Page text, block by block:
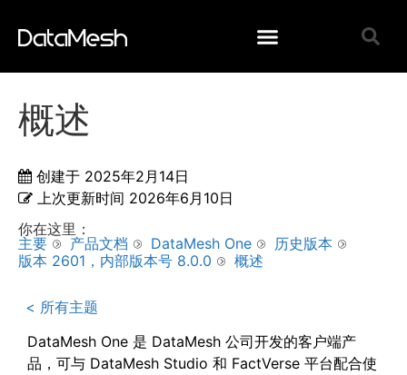
概述
创建于 2025年2月14日
上次更新时间 2026年6月10日
你在这里：
主要
产品文档 DataMesh One
历史版本
版本 2601，内部版本号 8.0.0
概述
< 所有主题
DataMesh One 是 DataMesh 公司开发的客户端产
品，可与 DataMesh Studio 和 FactVerse 平台配合使